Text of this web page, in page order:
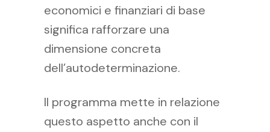
economici e finanziari di base
significa rafforzare una
dimensione concreta
dell’autodeterminazione.
Il programma mette in relazione
questo aspetto anche con il